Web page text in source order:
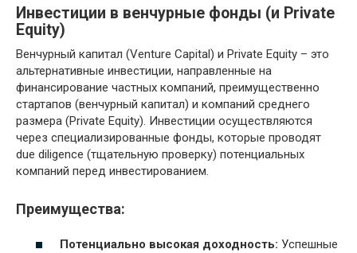
Инвестиции в венчурные фонды (и Private
Equity)
Венчурный капитал (Venture Capital) и Private Equity – это
альтернативные инвестиции, направленные на
финансирование частных компаний, преимущественно
стартапов (венчурный капитал) и компаний среднего
размера (Private Equity). Инвестиции осуществляются
через специализированные фонды, которые проводят
due diligence (тщательную проверку) потенциальных
компаний перед инвестированием.
Преимущества:
Потенциально высокая доходность: Успешные